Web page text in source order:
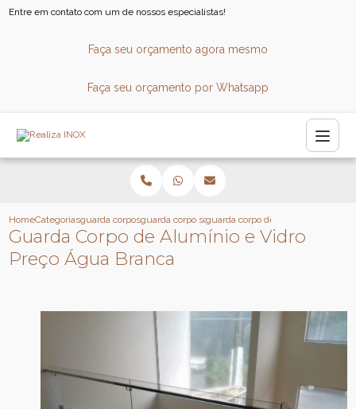
Entre em contato com um de nossos especialistas!
Faça seu orçamento agora mesmo
Faça seu orçamento por Whatsapp
HomeCategoriasguarda corposguarda corpo sob medidaguarda corpo de aluminio e vidro
Guarda Corpo de Alumínio e Vidro
Preço Água Branca